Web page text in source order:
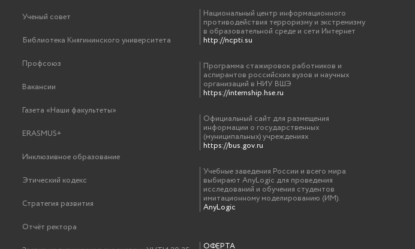
Ученый совет
Библиотека Княгининского университета
Профсоюз
Вакансии
Газета «Наши факультеты»
ERASMUS+
Инклюзивное образование
Этический кодекс
Стратегия развития
Отчёт ректора
Национальный центр информационного
противодействия терроризму и экстремизму
в образовательной среде и сети Интернет
http://ncpti.su
Программа стажировок работников и
аспирантов российских вузов и научных
организаций в НИУ ВШЭ
https://internship.hse.ru
Официальный сайт для размещения
информации о государственных
(муниципальных) учреждениях
https://bus.gov.ru
Учебные заведения России и всего мира
выбирают AnyLogic для проведения
исследований и обучения студентов
имитационному моделированию (ИМ).
AnyLogic
ОФЕРТА